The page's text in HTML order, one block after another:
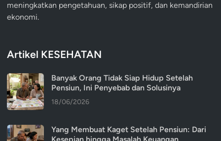
meningkatkan pengetahuan, sikap positif, dan kemandirian
ekonomi.
Artikel KESEHATAN
Banyak Orang Tidak Siap Hidup Setelah
Pensiun, Ini Penyebab dan Solusinya
18/06/2026
Yang Membuat Kaget Setelah Pensiun: Dari